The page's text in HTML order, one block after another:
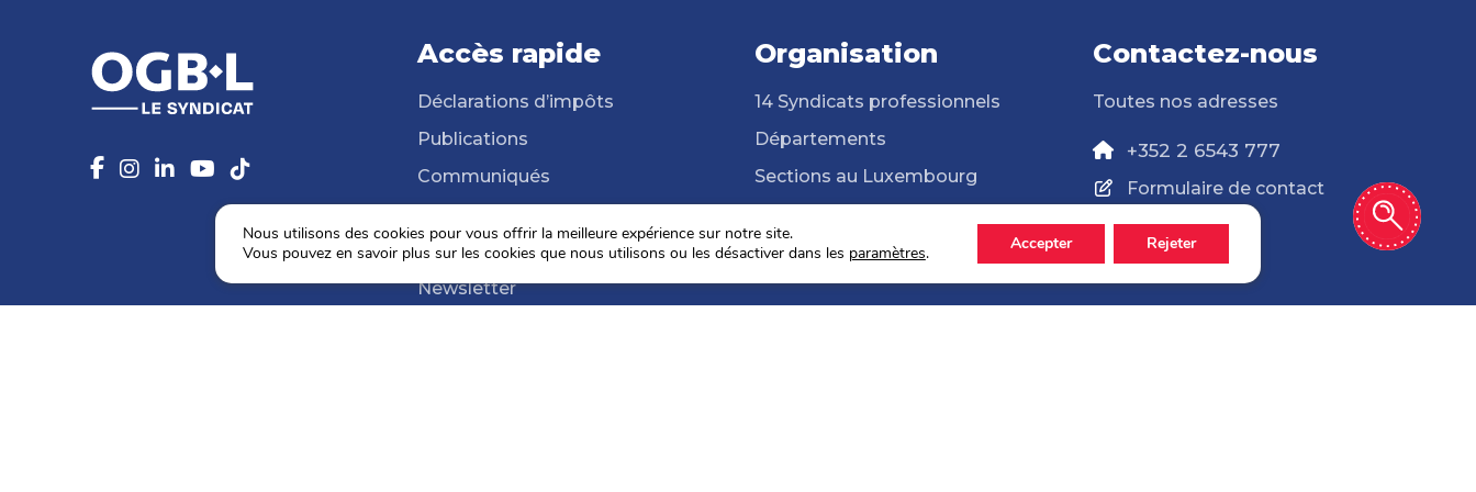
Accès rapide
Déclarations d’impôts
Publications
Communiqués
Médiathèque
Newsletter
Organisation
14 Syndicats professionnels
Départements
Sections au Luxembourg
ONG Solidarité Syndicale
Contactez-nous
Toutes nos adresses
+352 2 6543 777
Formulaire de contact
Nous utilisons des cookies pour vous offrir la meilleure expérience sur notre site.
Vous pouvez en savoir plus sur les cookies que nous utilisons ou les désactiver dans les paramètres. Accepter Rejeter